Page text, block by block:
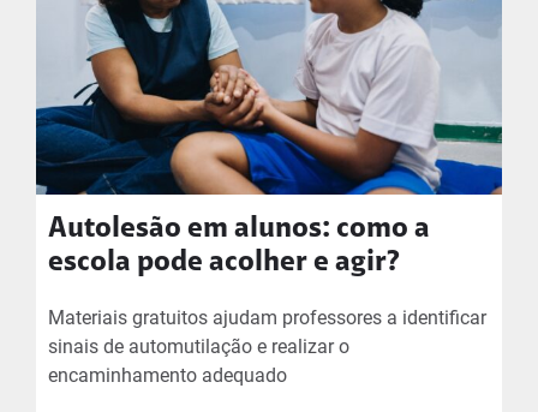
Autolesão em alunos: como a
escola pode acolher e agir?
Materiais gratuitos ajudam professores a identificar
sinais de automutilação e realizar o
encaminhamento adequado